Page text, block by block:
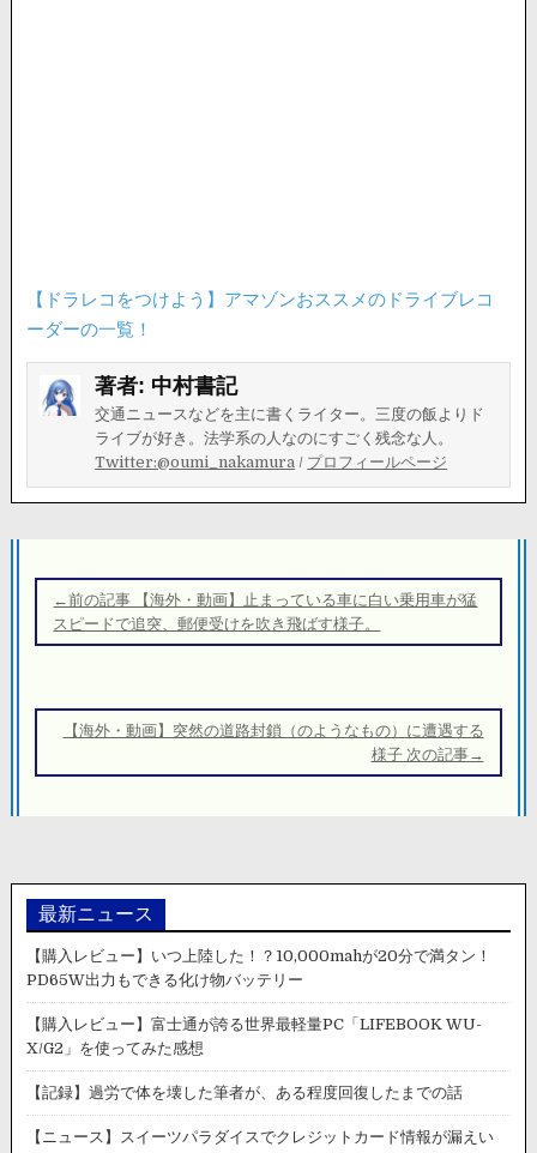
【ドラレコをつけよう】アマゾンおススメのドライブレコ
ーダーの一覧！
著者: 中村書記
交通ニュースなどを主に書くライター。三度の飯よりド
ライブが好き。法学系の人なのにすごく残念な人。
Twitter:@oumi_nakamura / プロフィールページ
稿
ナ
ー
←前の記事 【海外・動画】止まっている車に白い乗用車が猛
スピードで追突、郵便受けを吹き飛ばす様子。
【海外・動画】突然の道路封鎖（のようなもの）に遭遇する
様子 次の記事→
最新ニュース
【購入レビュー】いつ上陸した！？10,000mahが20分で満タン！
PD65W出力もできる化け物バッテリー
【購入レビュー】富士通が誇る世界最軽量PC「LIFEBOOK WU-
X/G2」を使ってみた感想
【記録】過労で体を壊した筆者が、ある程度回復したまでの話
【ニュース】スイーツパラダイスでクレジットカード情報が漏えい